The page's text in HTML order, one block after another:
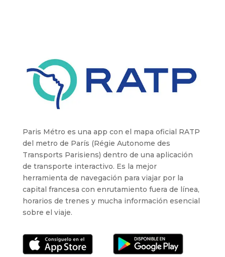
Paris Métro es una app con el mapa oficial RATP
del metro de París (Régie Autonome des
Transports Parisiens) dentro de una aplicación
de transporte interactivo. Es la mejor
herramienta de navegación para viajar por la
capital francesa con enrutamiento fuera de línea,
horarios de trenes y mucha información esencial
sobre el viaje.